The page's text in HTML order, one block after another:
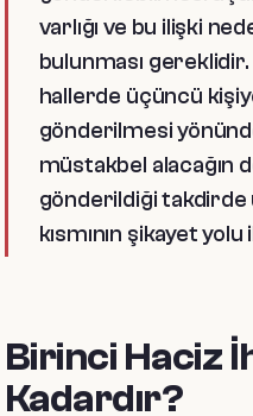
varlığı ve bu ilişki
bulunması
hallerde üçüncü
gönderilmesi
müstakbel alacağın
gönderildiği takdirde
kısmının şikayet
Birinci Haciz
Kadardır?